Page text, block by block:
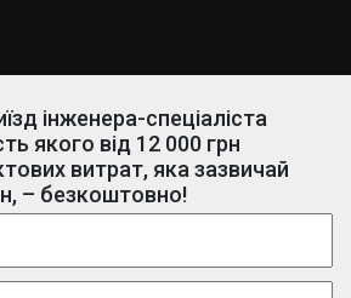
інженера-спеціаліста
якого від 12 000 грн
витрат, яка зазвичай
– безкоштовно!